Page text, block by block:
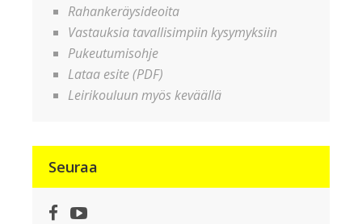
Rahankeräysideoita
Vastauksia tavallisimpiin kysymyksiin
Pukeutumisohje
Lataa esite (PDF)
Leirikouluun myös keväällä
Seuraa
Facebook
YouTube